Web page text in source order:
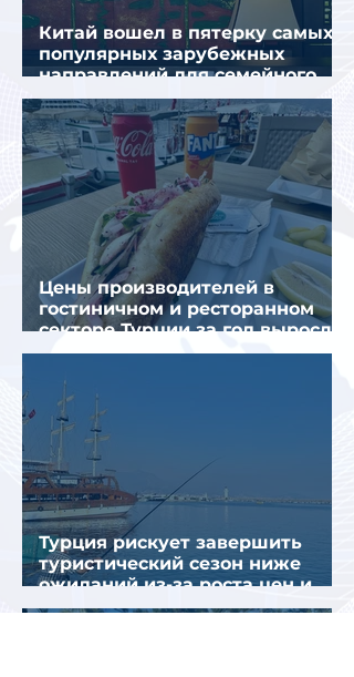
Китай вошел в пятерку самых
популярных зарубежных
направлений для семейного
отдыха летом
Цены производителей в
гостиничном и ресторанном
секторе Турции за год выросли
почти на 32%
Турция рискует завершить
туристический сезон ниже
ожиданий из-за роста цен и
снижения спроса